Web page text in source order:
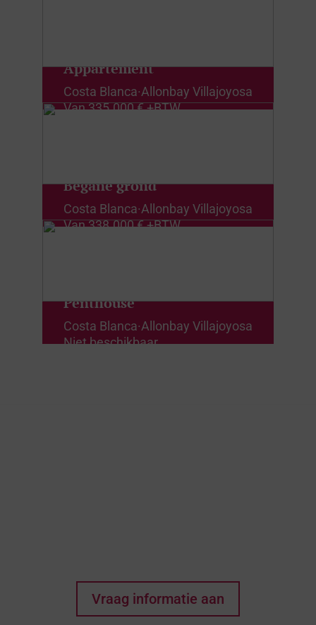
Appartement
Costa Blanca·Allonbay Villajoyosa
Van335.000 € +BTW
Begane grond
Costa Blanca·Allonbay Villajoyosa
Van338.000 € +BTW
Penthouse
Costa Blanca·Allonbay Villajoyosa
Niet beschikbaar
Vraag informatie aan